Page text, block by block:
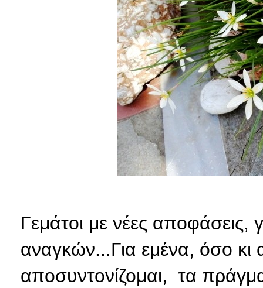
Γεμάτοι με νέες αποφάσεις,
αναγκών...Για εμένα, όσο
αποσυντονίζομαι, τα